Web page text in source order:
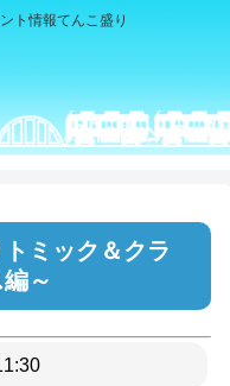
ト情報てんこ盛り
ミック＆クラ
～